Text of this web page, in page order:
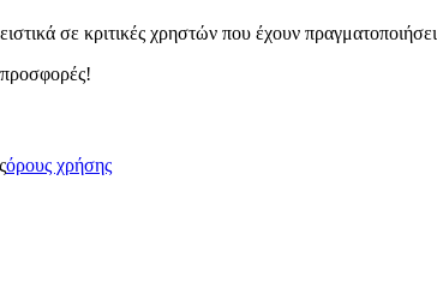
σε κριτικές χρηστών που έχουν
όρους χρήσης